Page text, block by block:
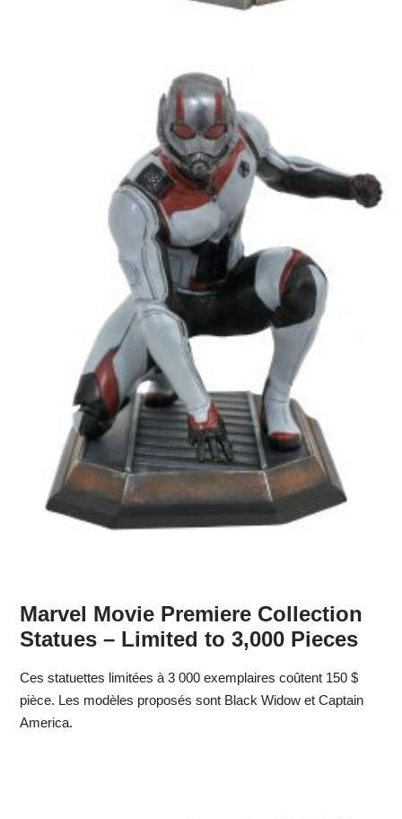
Marvel Movie Premiere Collection
Statues – Limited to 3,000 Pieces
Ces statuettes limitées à 3 000 exemplaires coûtent 150 $
pièce. Les modèles proposés sont Black Widow et Captain
America.